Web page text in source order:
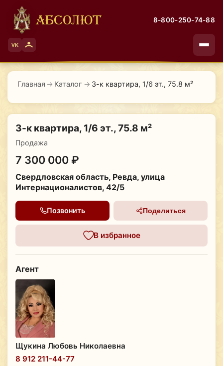
АБСОЛЮТ 8-800-250-74-88
VK
Главная → Каталог → 3-к квартира, 1/6 эт., 75.8 м²
3-к квартира, 1/6 эт., 75.8 м²
Продажа
7 300 000 ₽
Свердловская область, Ревда, улица
Интернационалистов, 42/5
Позвонить Поделиться
В избранное
Агент
Щукина Любовь Николаевна
8 912 211-44-77